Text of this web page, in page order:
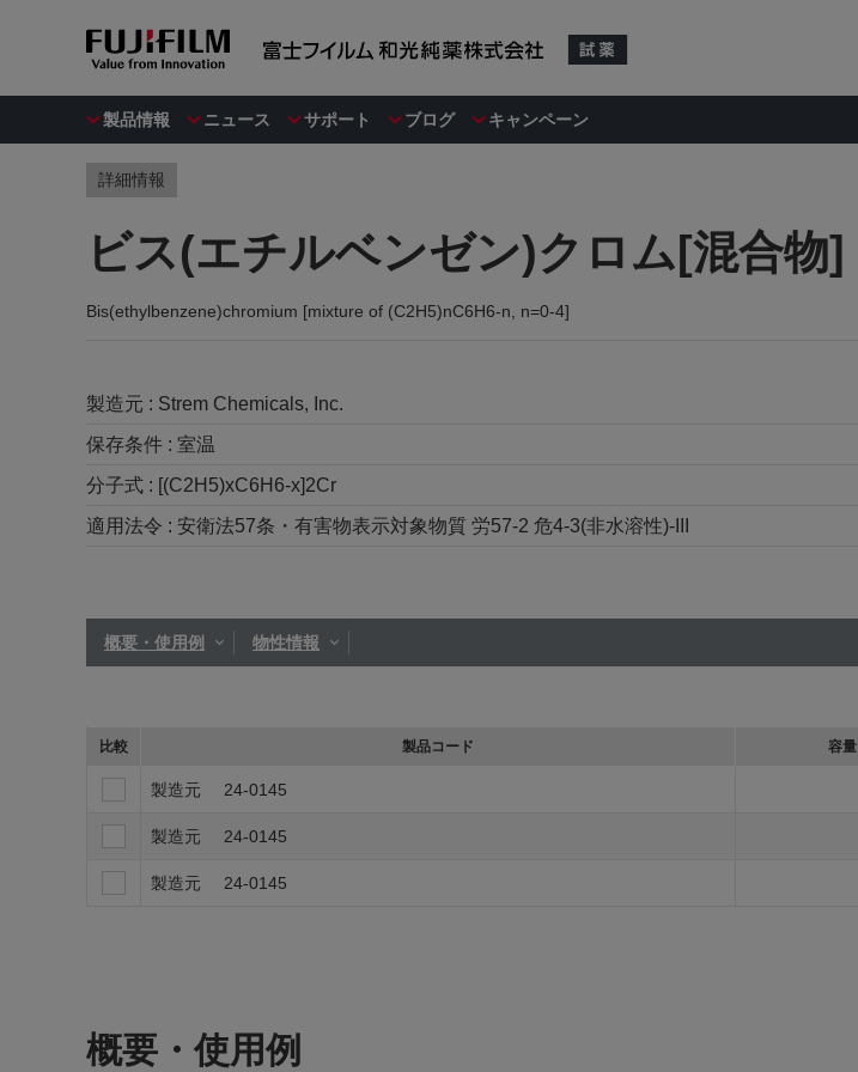
製品情報 ニュース サポート ブログ キャンペーン
詳細情報
ビス(エチルベンゼン)クロム[混合物]
Bis(ethylbenzene)chromium [mixture of (C2H5)nC6H6-n, n=0-4]
製造元 : Strem Chemicals, Inc.
保存条件 : 室温
分子式 : [(C2H5)xC6H6-x]2Cr
適用法令 : 安衛法57条・有害物表示対象物質 労57-2 危4-3(非水溶性)-III
概要・使用例 物性情報
比較 製品コード 容量
製造元 24-0145
製造元 24-0145
製造元 24-0145
概要・使用例